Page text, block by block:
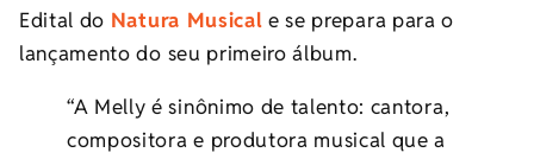
Edital do Natura Musical e se prepara para o
lançamento do seu primeiro álbum.
“A Melly é sinônimo de talento: cantora,
compositora e produtora musical que a